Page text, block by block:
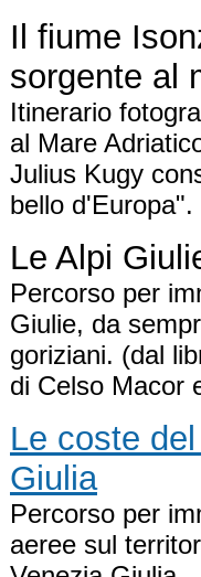
Il fiume
sorgente al
Itinerario
al Mare
Julius Kugy
bello d'Europa".
Le Alpi
Percorso per
Giulie, da
goriziani. (dal
di Celso Macor
Le coste
Giulia
Percorso per
aeree sul